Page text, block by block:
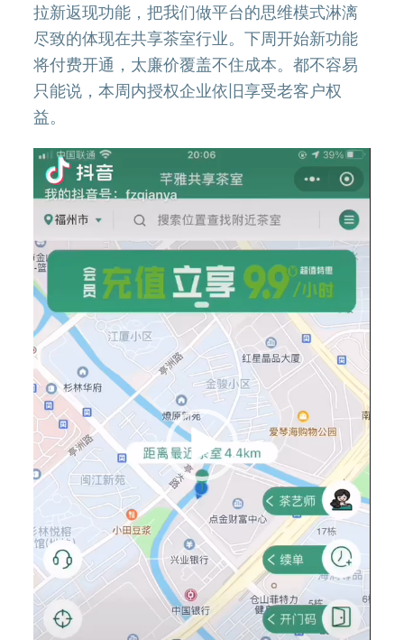
拉新返现功能，把我们做平台的思维模式淋漓
尽致的体现在共享茶室行业。下周开始新功能
将付费开通，太廉价覆盖不住成本。都不容易
只能说，本周内授权企业依旧享受老客户权
益。
视
频
播
放
器